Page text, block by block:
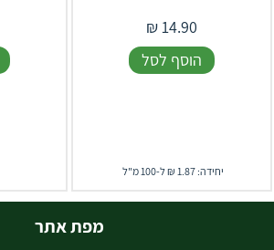
14.90
₪
הוסף לסל
יחידה: 1.87 ₪ ל-100 מ"ל
מפת אתר